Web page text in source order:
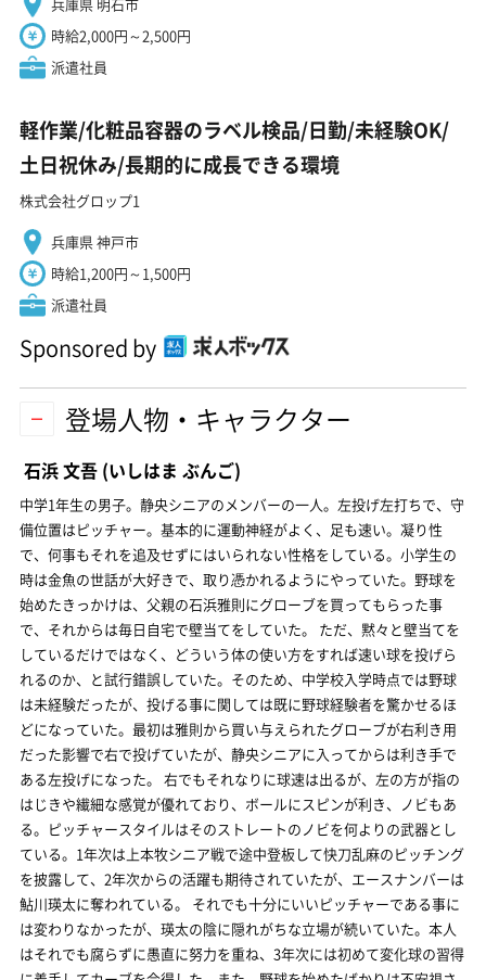
時給2,000円～2,500円
派遣社員
軽作業/化粧品容器のラベル検品/日勤/未経験OK/
土日祝休み/長期的に成長できる環境
株式会社グロップ1
兵庫県 神戸市
時給1,200円～1,500円
派遣社員
Sponsored by
登場人物・キャラクター
石浜 文吾 (いしはま ぶんご)
中学1年生の男子。静央シニアのメンバーの一人。左投げ左打ちで、守
備位置はピッチャー。基本的に運動神経がよく、足も速い。凝り性
で、何事もそれを追及せずにはいられない性格をしている。小学生の
時は金魚の世話が大好きで、取り憑かれるようにやっていた。野球を
始めたきっかけは、父親の石浜雅則にグローブを買ってもらった事
で、それからは毎日自宅で壁当てをしていた。 ただ、黙々と壁当てを
しているだけではなく、どういう体の使い方をすれば速い球を投げら
れるのか、と試行錯誤していた。そのため、中学校入学時点では野球
は未経験だったが、投げる事に関しては既に野球経験者を驚かせるほ
どになっていた。最初は雅則から買い与えられたグローブが右利き用
だった影響で右で投げていたが、静央シニアに入ってからは利き手で
ある左投げになった。 右でもそれなりに球速は出るが、左の方が指の
はじきや繊細な感覚が優れており、ボールにスピンが利き、ノビもあ
る。ピッチャースタイルはそのストレートのノビを何よりの武器とし
ている。1年次は上本牧シニア戦で途中登板して快刀乱麻のピッチング
を披露して、2年次からの活躍も期待されていたが、エースナンバーは
鮎川瑛太に奪われている。 それでも十分にいいピッチャーである事に
は変わりなかったが、瑛太の陰に隠れがちな立場が続いていた。本人
はそれでも腐らずに愚直に努力を重ね、3年次には初めて変化球の習得